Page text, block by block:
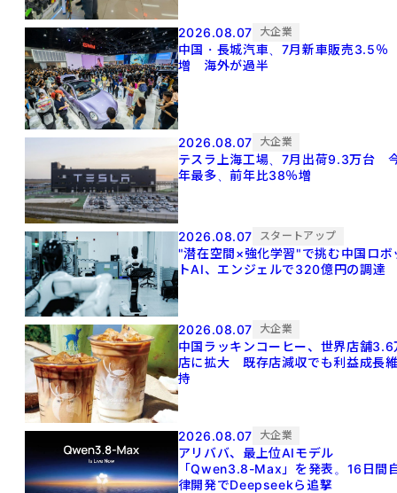
2026.08.07 大企業
中国・長城汽車、7月新車販売3.5％
増 海外が過半
2026.08.07 大企業
テスラ上海工場、7月出荷9.3万台
年最多、前年比38％増
2026.08.07 スタートアップ
"潜在空間×強化学習"で挑む中国ロボ
トAI、エンジェルで320億円の調達
2026.08.07 大企業
中国ラッキンコーヒー、世界店舗3.6
店に拡大 既存店減収でも利益成長
持
2026.08.07 大企業
アリババ、最上位AIモデル
「Qwen3.8-Max」を発表。16日間
律開発でDeepseekら追撃